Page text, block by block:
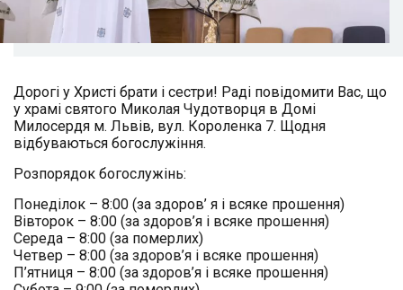
Дорогі у Христі брати і сестри! Раді повідомити Вас, що
у храмі святого Миколая Чудотворця в Домі
Милосердя м. Львів, вул. Короленка 7. Щодня
відбуваються богослужіння.
Розпорядок богослужінь:
Понеділок – 8:00 (за здоров’ я і всяке прошення)
Вівторок – 8:00 (за здоров’я і всяке прошення)
Середа – 8:00 (за померлих)
Четвер – 8:00 (за здоров’я і всяке прошення)
П’ятниця – 8:00 (за здоров’я і всяке прошення)